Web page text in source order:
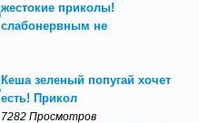
жестокие приколы!
слабонервным не
Кеша зеленый попугай хочет
есть! Прикол
7282 Просмотров